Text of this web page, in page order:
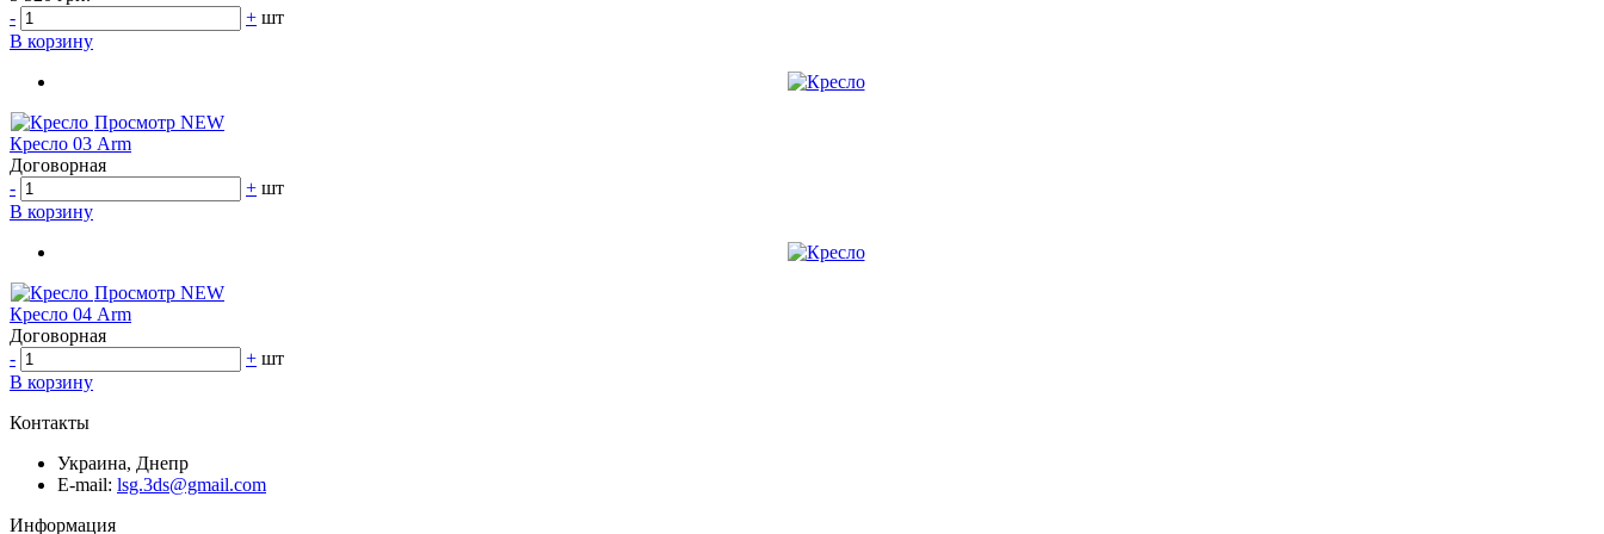
-
+ шт
В корзину
Просмотр NEW
Кресло 03 Arm
Договорная
-
+ шт
В корзину
Просмотр NEW
Кресло 04 Arm
Договорная
-
+ шт
В корзину
Контакты
Украина, Днепр
E-mail: lsg.3ds@gmail.com
Информация